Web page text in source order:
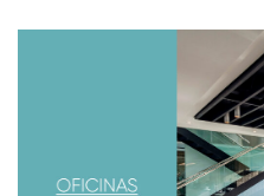
Diseñamos las oficinas